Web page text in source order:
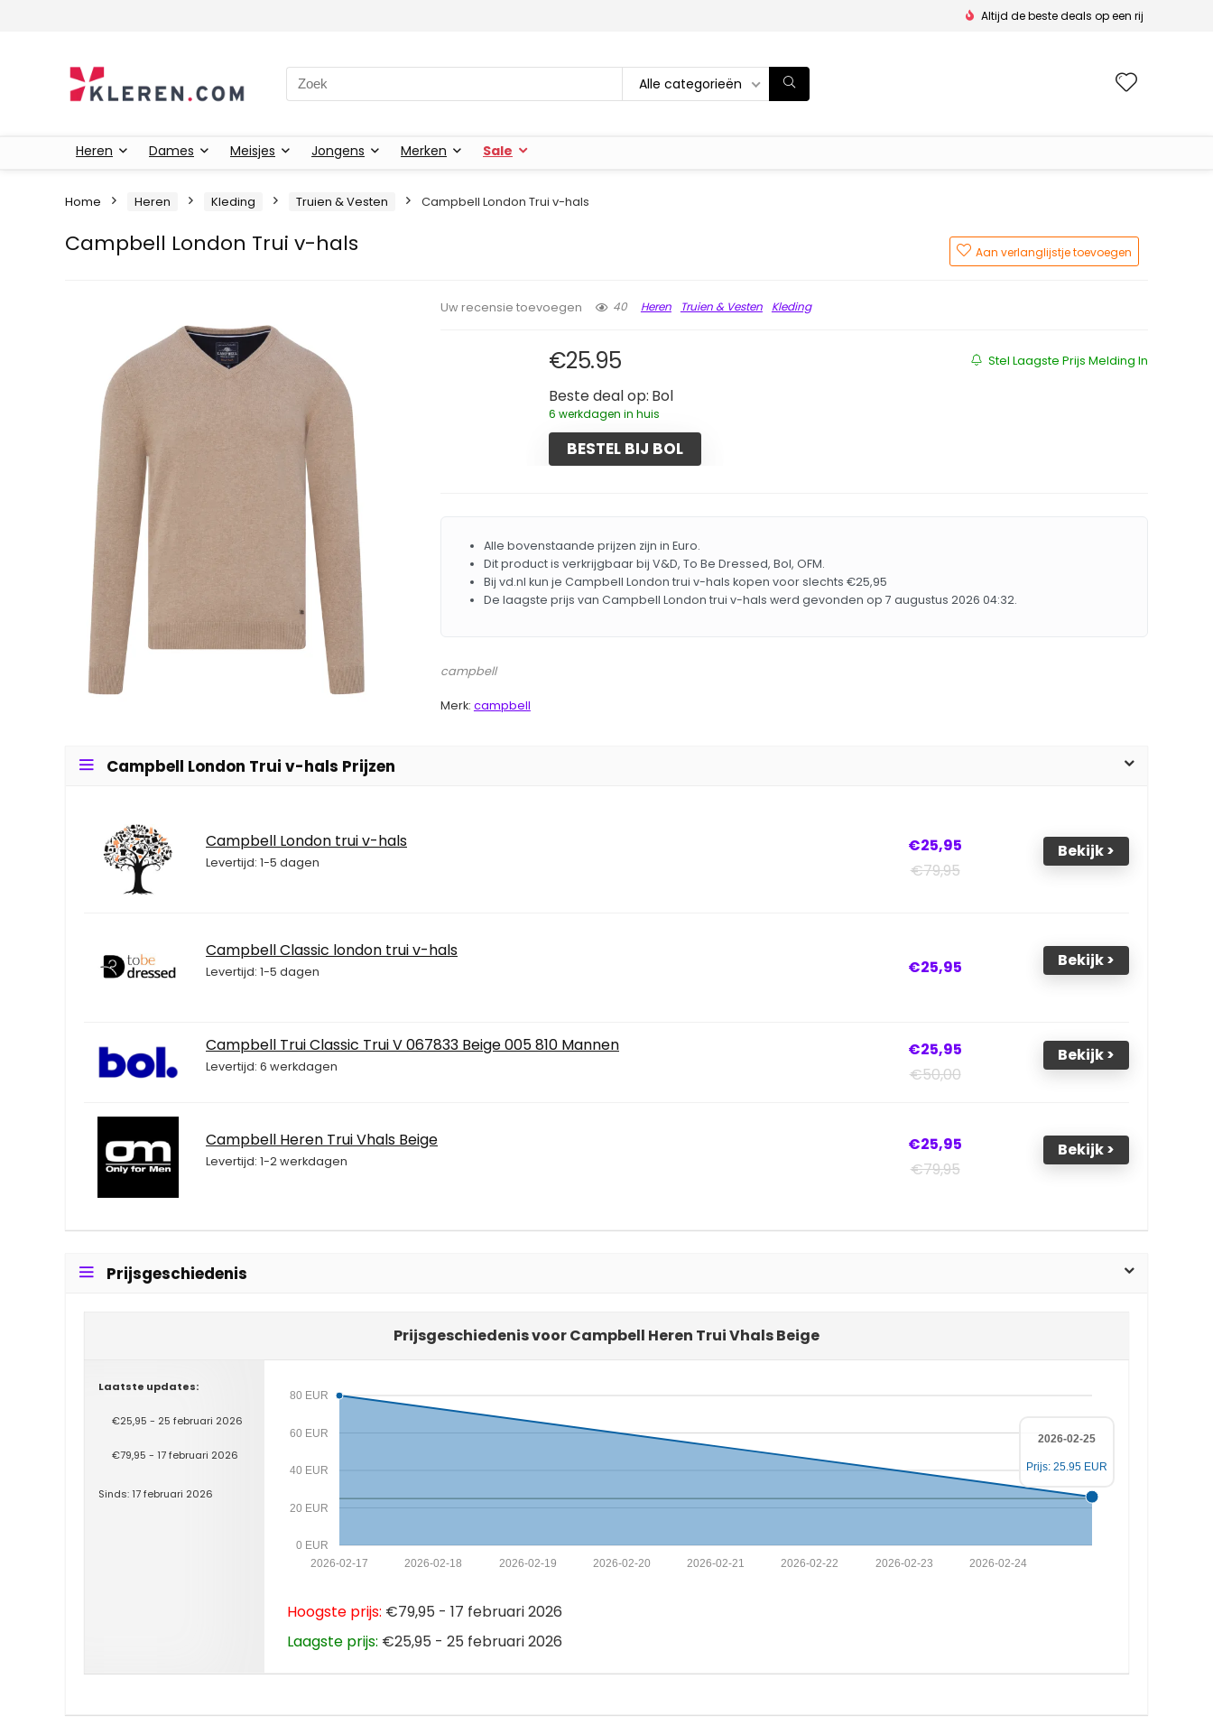
Altijd de beste deals op een rij
Zoeken naar: Alle categorieën
Heren Dames Meisjes Jongens Merken Sale
Home Heren Kleding Truien & Vesten Campbell London Trui v-hals
Campbell London Trui v-hals Aan verlanglijstje toevoegen
Uw recensie toevoegen 40 Heren Truien & Vesten Kleding
Stel Laagste Prijs Melding In
€25.95
Beste deal op: Bol
6 werkdagen in huis
BESTEL BIJ BOL
Alle bovenstaande prijzen zijn in Euro.
Dit product is verkrijgbaar bij V&D, To Be Dressed, Bol, OFM.
Bij vd.nl kun je Campbell London trui v-hals kopen voor slechts €25,95
De laagste prijs van Campbell London trui v-hals werd gevonden op 7 augustus 2026 04:32.
campbell
Merk: campbell
Campbell London Trui v-hals Prijzen
Campbell London trui v-hals
Levertijd: 1-5 dagen
€25,95
€79,95
Bekijk >
Campbell Classic london trui v-hals
Levertijd: 1-5 dagen €25,95 Bekijk >
Campbell Trui Classic Trui V 067833 Beige 005 810 Mannen
Levertijd: 6 werkdagen
€25,95
€50,00
Bekijk >
Campbell Heren Trui Vhals Beige
Levertijd: 1-2 werkdagen
€25,95
€79,95
Bekijk >
Prijsgeschiedenis
Prijsgeschiedenis voor Campbell Heren Trui Vhals Beige
Laatste updates:
€25,95 - 25 februari 2026
€79,95 - 17 februari 2026
Sinds: 17 februari 2026
0 EUR
20 EUR
40 EUR
60 EUR
80 EUR
2026-02-24
2026-02-23
2026-02-22
2026-02-21
2026-02-20
2026-02-19
2026-02-18
2026-02-17
2026-02-25
Prijs: 25.95 EUR
Hoogste prijs: €79,95 - 17 februari 2026
Laagste prijs: €25,95 - 25 februari 2026